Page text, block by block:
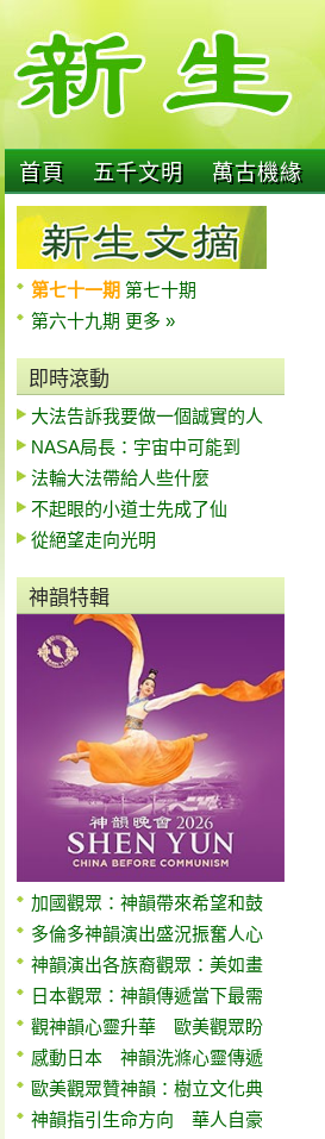
首頁 五千文明 萬古機緣
第七十一期 第七十期
第六十九期 更多 »
即時滾動
大法告訴我要做一個誠實的人
NASA局長：宇宙中可能到
法輪大法帶給人些什麼
不起眼的小道士先成了仙
從絕望走向光明
神韻特輯
加國觀眾：神韻帶來希望和鼓
多倫多神韻演出盛況振奮人心
神韻演出各族裔觀眾：美如畫
日本觀眾：神韻傳遞當下最需
觀神韻心靈升華 歐美觀眾盼
感動日本 神韻洗滌心靈傳遞
歐美觀眾贊神韻：樹立文化典
神韻指引生命方向 華人自豪